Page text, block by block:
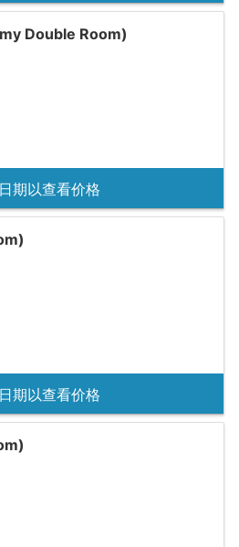
Double Room)
期以查看价格
期以查看价格